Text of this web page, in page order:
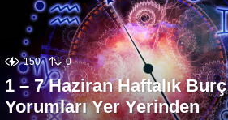
150 0
1 – 7 Haziran Haftalık Burç
Yorumları Yer Yerinden